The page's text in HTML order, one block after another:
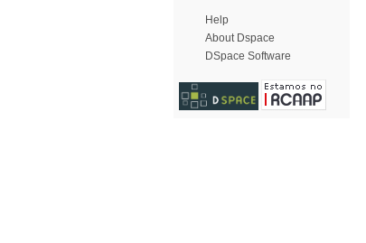
Help
About Dspace
DSpace Software